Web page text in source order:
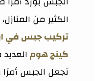
الكثير من
تركيب جبس في
كينج هوم
تجعل الجبس أمرًا